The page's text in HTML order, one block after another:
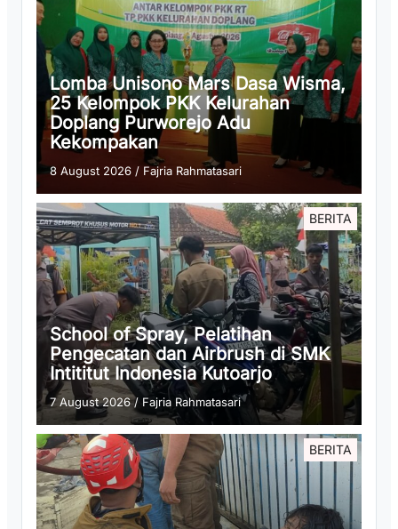
Lomba Unisono Mars Dasa Wisma,
25 Kelompok PKK Kelurahan
Doplang Purworejo Adu
Kekompakan
8 August 2026 / Fajria Rahmatasari
BERITA
School of Spray, Pelatihan
Pengecatan dan Airbrush di SMK
Intititut Indonesia Kutoarjo
7 August 2026/ Fajria Rahmatasari
BERITA